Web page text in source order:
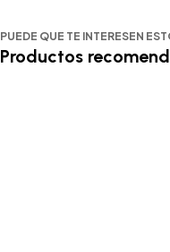
PUEDE QUE TE INTERESEN
Productos